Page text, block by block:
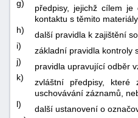
g)
předpisy, jejichž cílem
kontaktu s těmito
h)
další pravidla k zajištění
i)
základní pravidla kontroly
j)
pravidla upravující odběr
k)
zvláštní předpisy, které
uschovávání záznamů,
l)
další ustanovení o